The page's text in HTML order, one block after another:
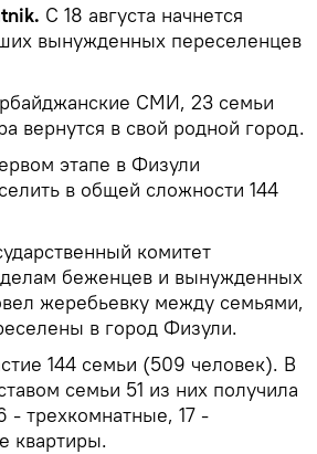
С 18 августа начнется
вынужденных переселенцев
СМИ, 23 семьи
вернутся в свой родной город.
этапе в Физули
в общей сложности 144
комитет
беженцев и вынужденных
жеребьевку между семьями,
в город Физули.
144 семьи (509 человек). В
семьи 51 из них получила
- трехкомнатные, 17 -
квартиры.